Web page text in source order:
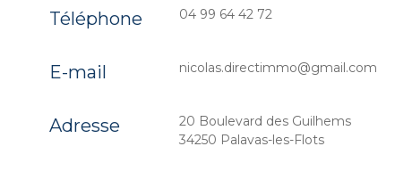
Téléphone 04 99 64 42 72
E-mail nicolas.directimmo@gmail.com
Adresse
20 Boulevard des Guilhems
34250 Palavas-les-Flots